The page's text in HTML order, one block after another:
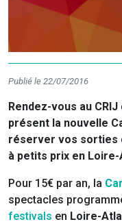
Publié le 22/07/2016
Rendez-vous au
présent la nouvelle
réserver vos sorties
à petits prix en
Pour 15€ par an, la
spectacles
festivals en Loire-